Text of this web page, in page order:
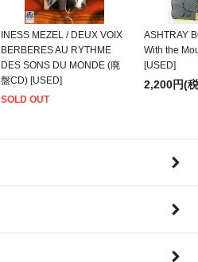
INESS MEZEL / DEUX VOIX
BERBERES AU RYTHME
DES SONS DU MONDE (廃
盤CD) [USED]
SOLD OUT
ASHTRAY
With the
[USED]
2,200円(